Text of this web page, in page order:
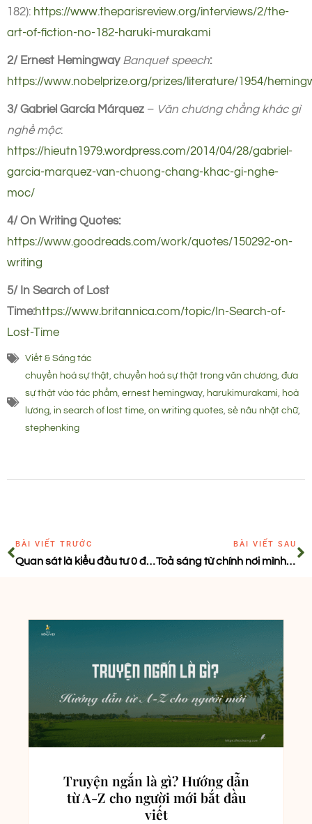
182): https://www.theparisreview.org/interviews/2/the-
art-of-fiction-no-182-haruki-murakami
2/ Ernest Hemingway Banquet speech:
https://www.nobelprize.org/prizes/literature/1954/
3/ Gabriel García Márquez – Văn chương chẳng khác gì
nghề mộc:
https://hieutn1979.wordpress.com/2014/04/28/gabriel-
garcia-marquez-van-chuong-chang-khac-gi-nghe-
moc/
4/ On Writing Quotes:
https://www.goodreads.com/work/quotes/150292-on-
writing
5/ In Search of Lost
Time:https://www.britannica.com/topic/In-Search-of-
Lost-Time
Viết & Sáng tác
chuyển hoá sự thật chuyển hoá sự thật trong văn chương đưa
sự thật vào tác phẩm ernest hemingway harukimurakami
hoà
lương in search of lost time on writing quotes sẻ nâu nhặt chữ,
stephenking
BÀI VIẾT TRƯỚC
Quan sát là kiểu đầu tư 0 đồng sinh lời cao cho người viết
BÀI VIẾT SAU
Toả sáng từ chính nơi mình tăm tối…
Truyện ngắn là gì? Hướng dẫn
từ A-Z cho người mới bắt đầu
viết